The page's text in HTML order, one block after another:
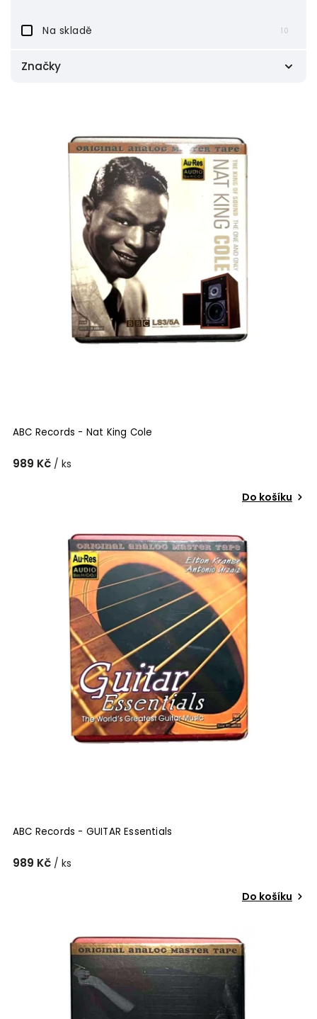
Na skladě 10
Značky
ABC Records - Nat King Cole
989 Kč / ks
Do košíku
ABC Records - GUITAR Essentials
989 Kč / ks
Do košíku